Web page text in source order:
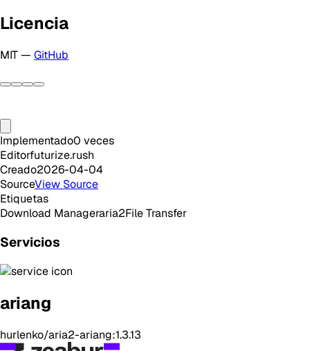
Licencia
MIT — GitHub
Implementado0 veces
Editorfuturize.rush
Creado2026-04-04
SourceView Source
Etiquetas
Download Manageraria2File Transfer
Servicios
ariang
hurlenko/aria2-ariang:1.3.13